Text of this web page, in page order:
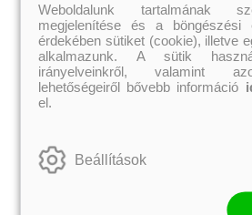
Weboldalunk tartalmának
megjelenítése és a böngészési
érdekében sütiket (cookie), illetve
alkalmazunk. A sütik
irányelveinkről, valamint
lehetőségeiről bővebb információ
el.
Beállítások